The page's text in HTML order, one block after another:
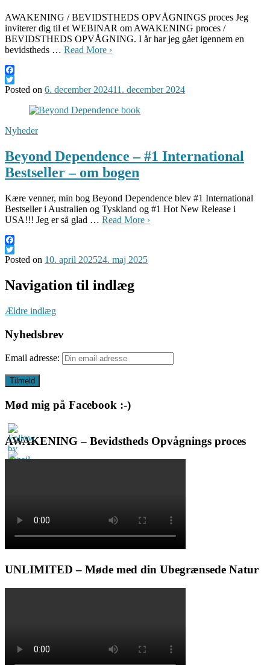
AWAKENING / BEVIDSTHEDS OPVÅGNINGS proces Jeg
inviterer dig til et WEBINAR om AWAKENING proces /
BEVIDSTHEDS OPVÅGNING. I år har jeg gået igennem en
bevidstheds … Read More ›
Facebook
Twitter
Posted on 6. december 202411. december 2024
Nyheder
Beyond Dependence – #1 International
Bestseller – om bogen
Kære venner, min bog Beyond Dependence blev #1 International
Bestseller i Australien og Tyskland og #1 Hot New Release i
USA!!! Jeg er så glad … Read More ›
Facebook
Twitter
Posted on 10. april 202524. maj 2025
Navigation til indlæg
Ældre indlæg
Nyhedsbrev
Email adresse:
Mød mig på Facebook :-)
AWAKENING – Bevidstheds Opvågnings proces
UNLIMITED – Møde med din Ubegrænsede Natur